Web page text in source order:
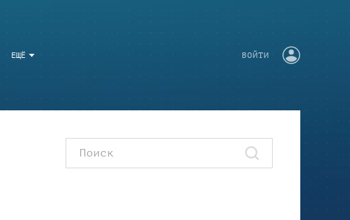
ЕЩЁ ВОЙТИ